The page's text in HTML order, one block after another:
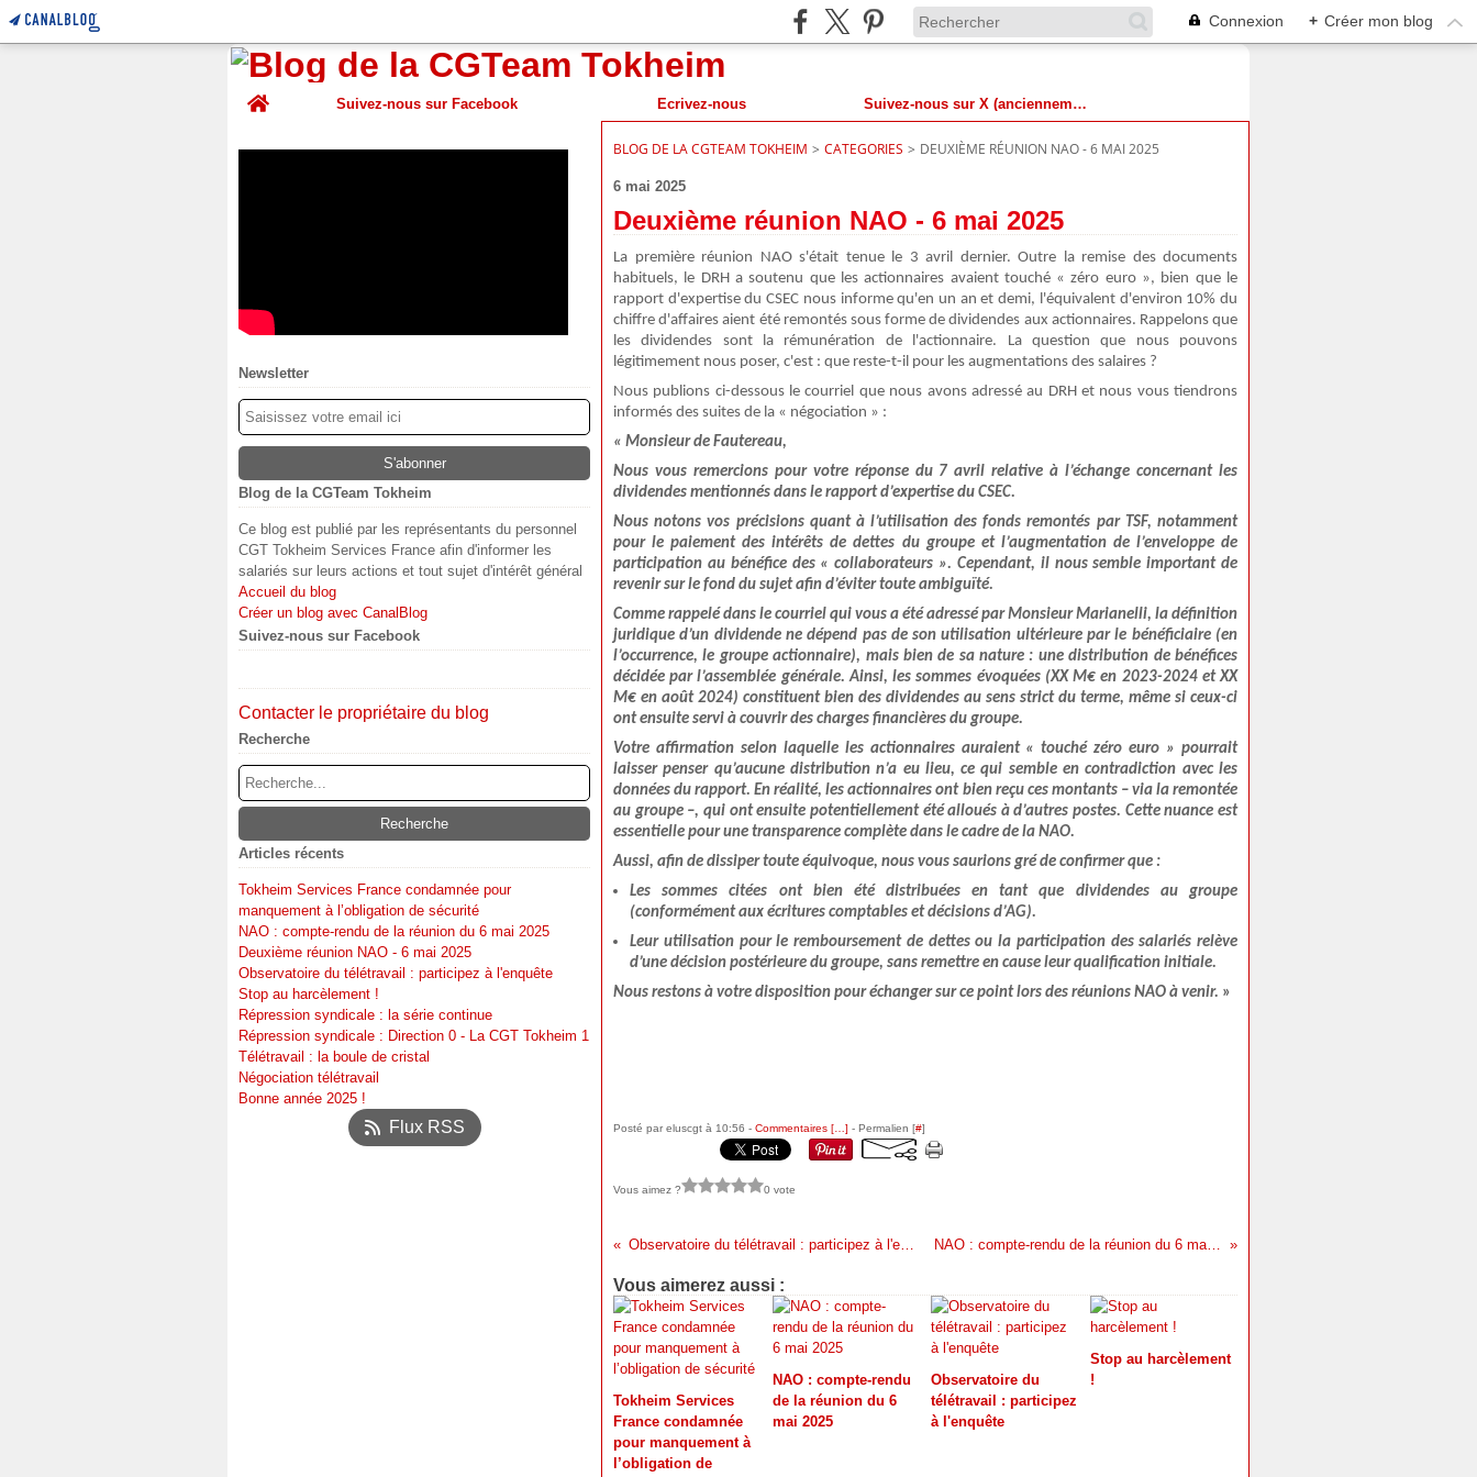
Connexion + Créer mon blog
Home
Suivez-nous sur Facebook Ecrivez-nous Suivez-nous sur X (anciennement Twitter)
Newsletter
Blog de la CGTeam Tokheim
Ce blog est publié par les représentants du personnel
CGT Tokheim Services France afin d'informer les
salariés sur leurs actions et tout sujet d'intérêt général
Accueil du blog
Créer un blog avec CanalBlog
Suivez-nous sur Facebook
Contacter le propriétaire du blog
Recherche
Articles récents
Tokheim Services France condamnée pour
manquement à l’obligation de sécurité
NAO : compte-rendu de la réunion du 6 mai 2025
Deuxième réunion NAO - 6 mai 2025
Observatoire du télétravail : participez à l'enquête
Stop au harcèlement !
Répression syndicale : la série continue
Répression syndicale : Direction 0 - La CGT Tokheim 1
Télétravail : la boule de cristal
Négociation télétravail
Bonne année 2025 !
Flux RSS
BLOG DE LA CGTEAM TOKHEIM > CATEGORIES > DEUXIÈME RÉUNION NAO - 6 MAI 2025
6 mai 2025
Deuxième réunion NAO - 6 mai 2025
La première réunion NAO s'était tenue le 3 avril dernier. Outre la remise des documents
habituels, le DRH a soutenu que les actionnaires avaient touché « zéro euro », bien que le
rapport d'expertise du CSEC nous informe qu'en un an et demi, l'équivalent d'environ 10% du
chiffre d'affaires aient été remontés sous forme de dividendes aux actionnaires. Rappelons que
les dividendes sont la rémunération de l'actionnaire. La question que nous pouvons
légitimement nous poser, c'est : que reste-t-il pour les augmentations des salaires ?
Nous publions ci-dessous le courriel que nous avons adressé au DRH et nous vous tiendrons
informés des suites de la « négociation » :
« Monsieur de Fautereau,
Nous vous remercions pour votre réponse du 7 avril relative à l’échange concernant les
dividendes mentionnés dans le rapport d’expertise du CSEC.
Nous notons vos précisions quant à l’utilisation des fonds remontés par TSF, notamment
pour le paiement des intérêts de dettes du groupe et l’augmentation de l’enveloppe de
participation au bénéfice des « collaborateurs ». Cependant, il nous semble important de
revenir sur le fond du sujet afin d’éviter toute ambiguïté.
Comme rappelé dans le courriel qui vous a été adressé par Monsieur Marianelli, la définition
juridique d’un dividende ne dépend pas de son utilisation ultérieure par le bénéficiaire (en
l’occurrence, le groupe actionnaire), mais bien de sa nature : une distribution de bénéfices
décidée par l’assemblée générale. Ainsi, les sommes évoquées (XX M€ en 2023-2024 et XX
M€ en août 2024) constituent bien des dividendes au sens strict du terme, même si ceux-ci
ont ensuite servi à couvrir des charges financières du groupe.
Votre affirmation selon laquelle les actionnaires auraient « touché zéro euro » pourrait
laisser penser qu’aucune distribution n’a eu lieu, ce qui semble en contradiction avec les
données du rapport. En réalité, les actionnaires ont bien reçu ces montants – via la remontée
au groupe –, qui ont ensuite potentiellement été alloués à d’autres postes. Cette nuance est
essentielle pour une transparence complète dans le cadre de la NAO.
Aussi, afin de dissiper toute équivoque, nous vous saurions gré de confirmer que :
Les sommes citées ont bien été distribuées en tant que dividendes au groupe
(conformément aux écritures comptables et décisions d’AG).
Leur utilisation pour le remboursement de dettes ou la participation des salariés relève
d’une décision postérieure du groupe, sans remettre en cause leur qualification initiale.
Nous restons à votre disposition pour échanger sur ce point lors des réunions NAO à venir. »
Posté par eluscgt à 10:56 - Commentaires [ ] - Permalien [#]
Vous aimez ? 0 vote
Observatoire du télétravail : participez à l'enquête NAO : compte-rendu de la réunion du 6 mai 2025
Vous aimerez aussi :
Tokheim Services
France condamnée
pour manquement à
l’obligation de
NAO : compte-rendu
de la réunion du 6
mai 2025
Observatoire du
télétravail : participez
à l'enquête
Stop au harcèlement
!